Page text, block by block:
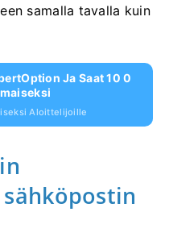
samalla tavalla kuin
Ja Saat 10 0
Aloittelijoille